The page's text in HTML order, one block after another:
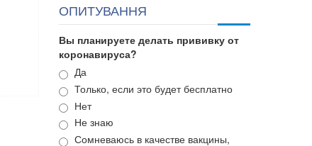
ОПИТУВАННЯ
Вы планируете делать прививку от
коронавируса?
Варианты
Да
Только, если это будет бесплатно
Нет
Не знаю
Сомневаюсь в качестве вакцины,